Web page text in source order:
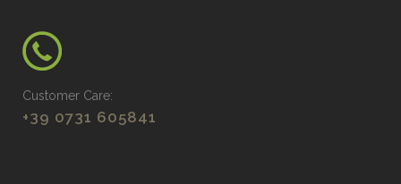
Customer Care:
+39 0731 605841